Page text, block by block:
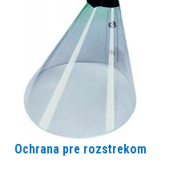
Ochrana pre rozstrekom